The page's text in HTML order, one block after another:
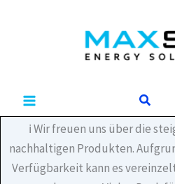
Suchen
ℹ️ Wir freuen uns über die
nachhaltigen Produkten.
Verfügbarkeit kann es